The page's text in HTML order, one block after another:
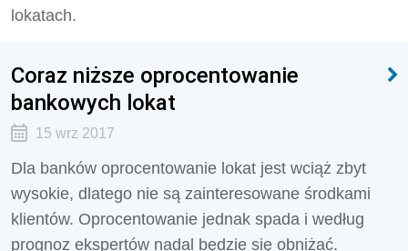
lokatach.
Coraz niższe oprocentowanie
bankowych lokat
15 wrz 2017
Dla banków oprocentowanie lokat jest wciąż zbyt
wysokie, dlatego nie są zainteresowane środkami
klientów. Oprocentowanie jednak spada i według
prognoz ekspertów nadal będzie się obniżać.